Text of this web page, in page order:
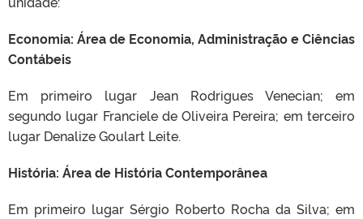
Economia: Área de Economia, Administração e Ciências
Contábeis
Em primeiro lugar Jean Rodrigues Venecian; em
segundo lugar Franciele de Oliveira Pereira; em terceiro
lugar Denalize Goulart Leite.
História: Área de História Contemporânea
Em primeiro lugar Sérgio Roberto Rocha da Silva; em